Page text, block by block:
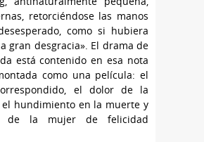
retorciéndose las manos
como si hubiera
gran desgracia». El drama de
está contenido en esa nota
como una película: el
el dolor de la
el hundimiento en la muerte y
de la mujer de felicidad